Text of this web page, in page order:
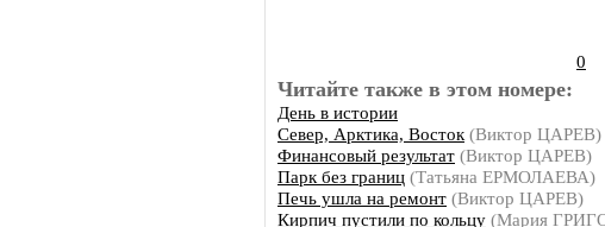
0
Читайте также в этом номере:
День в истории
Север, Арктика, Восток (Виктор ЦАРЕВ)
Финансовый результат (Виктор ЦАРЕВ)
Парк без границ (Татьяна ЕРМОЛАЕВА)
Печь ушла на ремонт (Виктор ЦАРЕВ)
Кирпич пустили по кольцу (Мария